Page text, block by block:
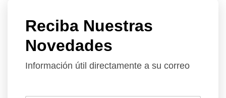
Reciba Nuestras
Novedades
Información útil directamente a su correo